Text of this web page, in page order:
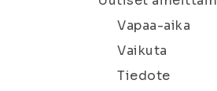
Vapaa-aika
Vaikuta
Tiedote